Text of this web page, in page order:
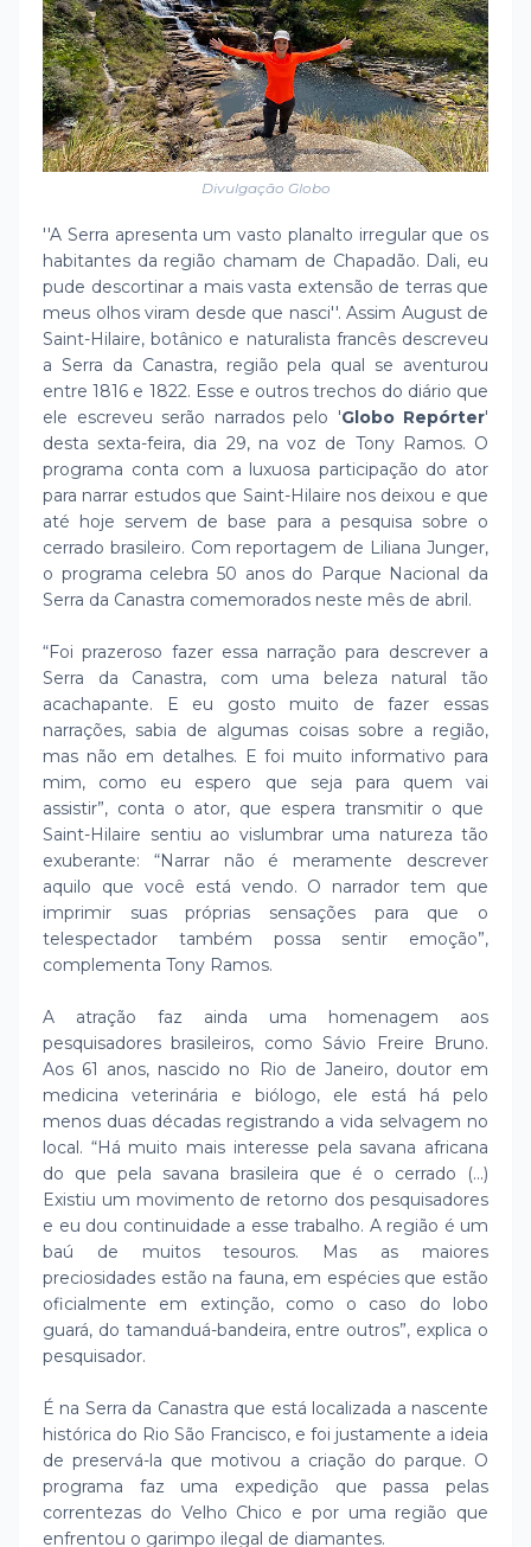
Divulgação Globo
''A Serra apresenta um vasto planalto irregular que os
habitantes da região chamam de Chapadão. Dali, eu
pude descortinar a mais vasta extensão de terras que
meus olhos viram desde que nasci''. Assim August de
Saint-Hilaire, botânico e naturalista francês descreveu
a Serra da Canastra, região pela qual se aventurou
entre 1816 e 1822. Esse e outros trechos do diário que
ele escreveu serão narrados pelo 'Globo Repórter'
desta sexta-feira, dia 29, na voz de Tony Ramos. O
programa conta com a luxuosa participação do ator
para narrar estudos que Saint-Hilaire nos deixou e que
até hoje servem de base para a pesquisa sobre o
cerrado brasileiro. Com reportagem de Liliana Junger,
o programa celebra 50 anos do Parque Nacional da
Serra da Canastra comemorados neste mês de abril.
“Foi prazeroso fazer essa narração para descrever a
Serra da Canastra, com uma beleza natural tão
acachapante. E eu gosto muito de fazer essas
narrações, sabia de algumas coisas sobre a região,
mas não em detalhes. E foi muito informativo para
mim, como eu espero que seja para quem vai
assistir”, conta o ator, que espera transmitir o que
Saint-Hilaire sentiu ao vislumbrar uma natureza tão
exuberante: “Narrar não é meramente descrever
aquilo que você está vendo. O narrador tem que
imprimir suas próprias sensações para que o
telespectador também possa sentir emoção”,
complementa Tony Ramos.
A atração faz ainda uma homenagem aos
pesquisadores brasileiros, como Sávio Freire Bruno.
Aos 61 anos, nascido no Rio de Janeiro, doutor em
medicina veterinária e biólogo, ele está há pelo
menos duas décadas registrando a vida selvagem no
local. “Há muito mais interesse pela savana africana
do que pela savana brasileira que é o cerrado (...)
Existiu um movimento de retorno dos pesquisadores
e eu dou continuidade a esse trabalho. A região é um
baú de muitos tesouros. Mas as maiores
preciosidades estão na fauna, em espécies que estão
oficialmente em extinção, como o caso do lobo
guará, do tamanduá-bandeira, entre outros”, explica o
pesquisador.
É na Serra da Canastra que está localizada a nascente
histórica do Rio São Francisco, e foi justamente a ideia
de preservá-la que motivou a criação do parque. O
programa faz uma expedição que passa pelas
correntezas do Velho Chico e por uma região que
enfrentou o garimpo ilegal de diamantes.